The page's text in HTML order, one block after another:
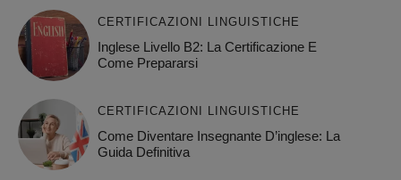
CERTIFICAZIONI LINGUISTICHE
Inglese Livello B2: La Certificazione E
Come Prepararsi
CERTIFICAZIONI LINGUISTICHE
Come Diventare Insegnante D’inglese: La
Guida Definitiva